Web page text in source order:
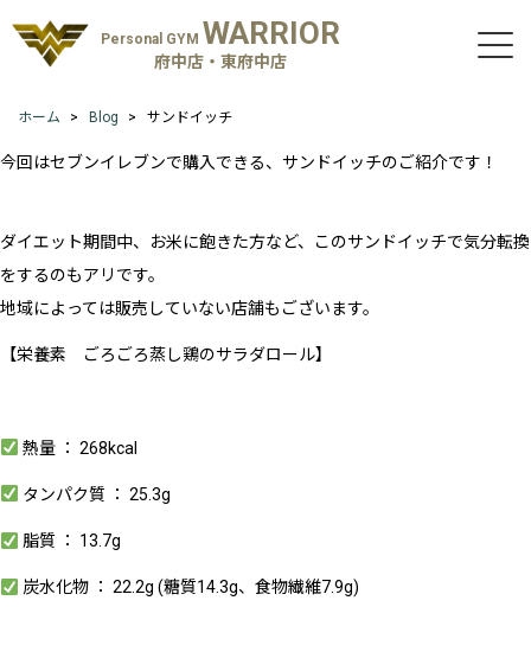
Personal GYM WARRIOR
府中店・東府中店
ホーム Blog サンドイッチ
今回はセブンイレブンで購入できる、サンドイッチのご紹介です！
ダイエット期間中、お米に飽きた方など、このサンドイッチで気分転換
をするのもアリです。
地域によっては販売していない店舗もございます。
【栄養素 ごろごろ蒸し鶏のサラダロール】
熱量 ： 268kcal
タンパク質 ： 25.3g
脂質 ： 13.7g
炭水化物 ： 22.2g (糖質14.3g、食物繊維7.9g)